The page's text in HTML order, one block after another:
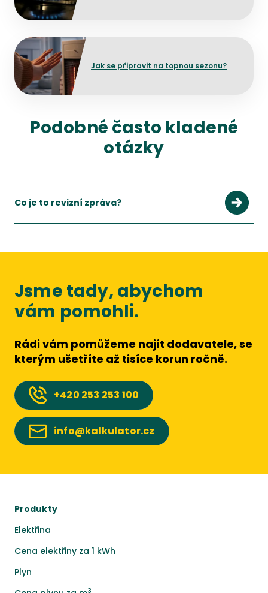
Jak se připravit na topnou sezonu?
Přejít na detail článku
Podobné často kladené
otázky
Co je to revizní zpráva?
Jsme tady, abychom
vám pomohli.
Rádi vám pomůžeme najít dodavatele, se
kterým ušetříte až tisíce korun ročně.
+420 253 253 100
info@kalkulator.cz
Produkty
Elektřina
Cena elektřiny za 1 kWh
Plyn
3